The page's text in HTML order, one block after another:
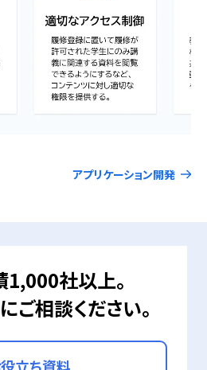
アプリケーション開発
社以上。
ご相談ください。